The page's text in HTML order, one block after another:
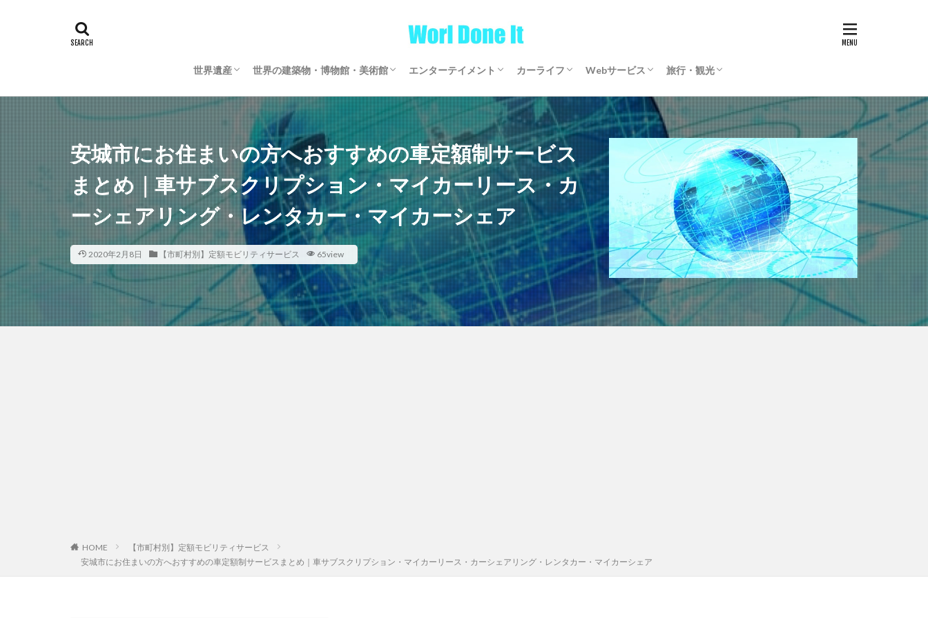
世界遺産
日本の世界遺産
海外の世界遺産
世界の建築物・博物館・美術館
日本の建築物・博物館・美術館
海外の建築物・博物館・美術館
エンターテイメント
ゲーム
文芸・マンガ
映画・アニメ・ドラマ
音楽
カーライフ
サブスクリプション
マイカーリース
カーシェアリング
レンタカー
【全国区】定額モビリティサービス
Webサービス
WordPress
アフィリエイト
仮想通貨
旅行・観光
国内旅行
海外旅行
安城市にお住まいの方へおすすめの車定額制サービス
まとめ｜車サブスクリプション・マイカーリース・カ
ーシェアリング・レンタカー・マイカーシェア
2020年2月8日 【市町村別】定額モビリティサービス 65view
HOME
【市町村別】定額モビリティサービス
安城市にお住まいの方へおすすめの車定額制サービスまとめ｜車サブスクリプション・マイカーリース・カーシェアリング・レンタカー・マイカーシェア